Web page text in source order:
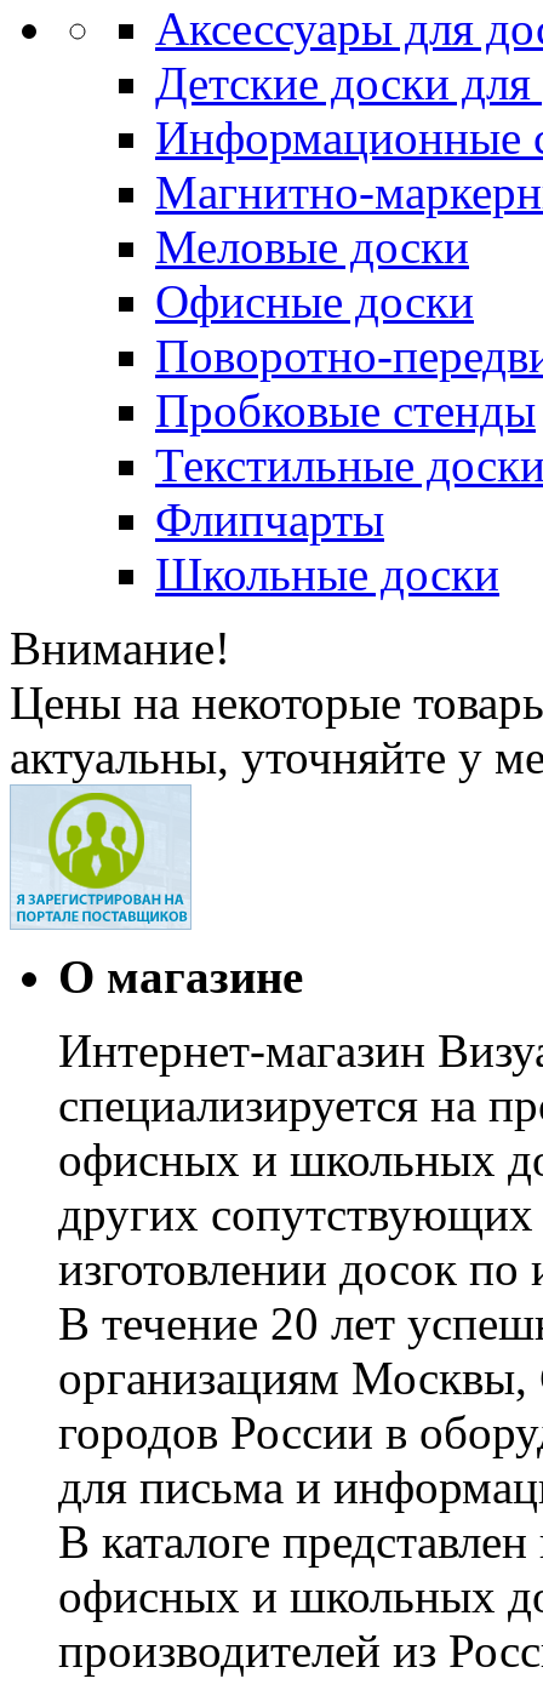
Аксессуары для
Детские доски
Информационные
Магнитно-
Меловые доски
Офисные доски
Поворотно-
Пробковые стенды
Текстильные
Флипчарты
Школьные доски
Внимание!
Цены на некоторые
актуальны, уточняйте у
О магазине
Интернет-магазин
специализируется на
офисных и школьных
других сопутствующих
изготовлении досок по
В течение 20 лет
организациям Москвы,
городов России в
для письма и
В каталоге
офисных и школьных
производителей из